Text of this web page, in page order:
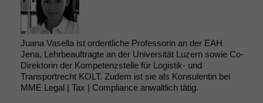
Juana Vasella ist ordentliche Professorin an der EAH
Jena, Lehrbeauftragte an der Universität Luzern sowie Co-
Direktorin der Kompetenzstelle für Logistik- und
Transportrecht KOLT. Zudem ist sie als Konsulentin bei
MME Legal | Tax | Compliance anwaltlich tätig.
Diese
Cookies sind
nicht
optional, es
braucht sie,